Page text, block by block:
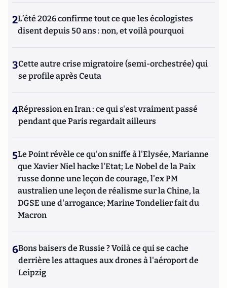
2L’été 2026 confirme tout ce que les écologistes
disent depuis 50 ans : non, et voilà pourquoi
3Cette autre crise migratoire (semi-orchestrée) qui
se profile après Ceuta
4Répression en Iran : ce qui s'est vraiment passé
pendant que Paris regardait ailleurs
5Le Point révèle ce qu'on sniffe à l'Elysée, Marianne
que Xavier Niel hacke l'Etat; Le Nobel de la Paix
russe donne une leçon de courage, l'ex PM
australien une leçon de réalisme sur la Chine, la
DGSE une d'arrogance; Marine Tondelier fait du
Macron
6Bons baisers de Russie ? Voilà ce qui se cache
derrière les attaques aux drones à l'aéroport de
Leipzig